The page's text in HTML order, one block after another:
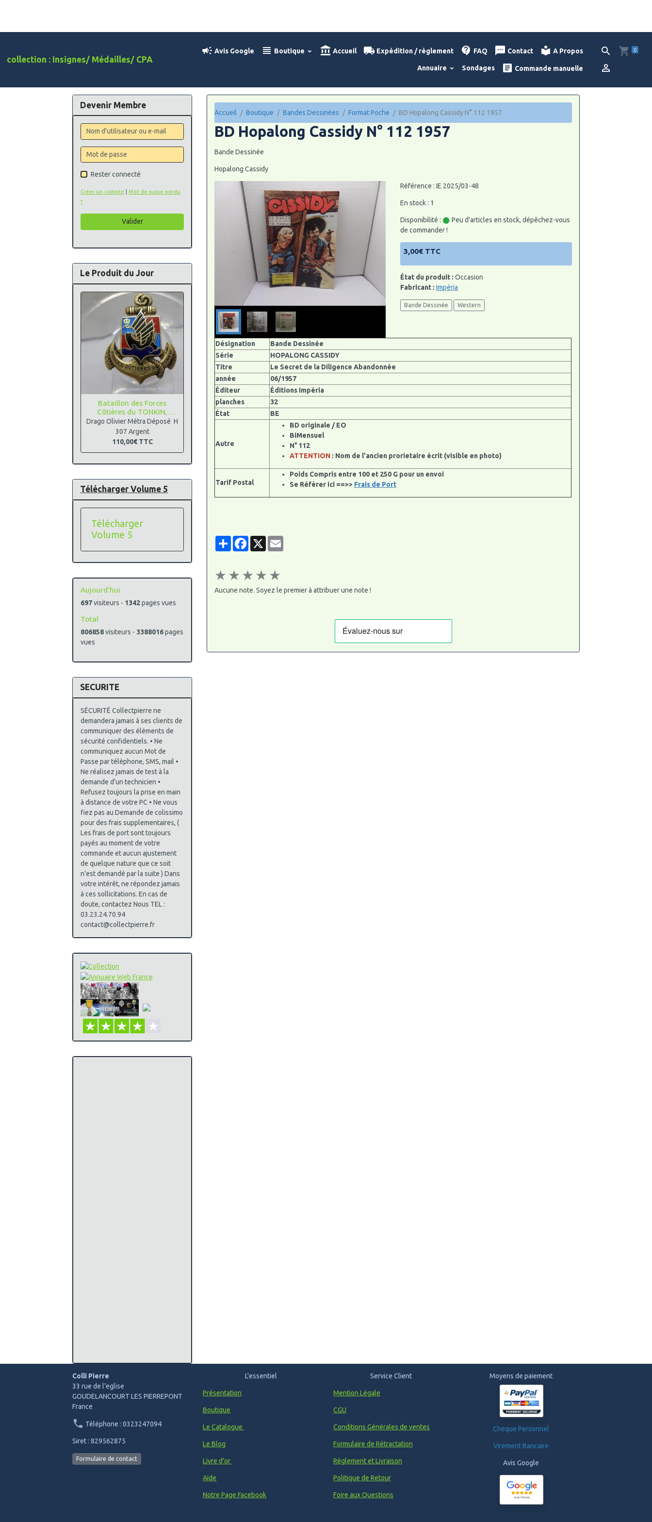
collection : Insignes/ Médailles/ CPA
Avis Google Boutique Accueil Expédition / règlement FAQ Contact A Propos
Annuaire Sondages Commande manuelle
0
Accueil Boutique Bandes Dessinées Format Poche BD Hopalong Cassidy N° 112 1957
BD Hopalong Cassidy N° 112 1957
Bande Dessinée
Hopalong Cassidy
Référence : IE 2025/03-48
En stock : 1
Disponibilité :
Peu d'articles en stock, dépêchez-vous
de commander !
3,00€ TTC
État du produit : Occasion
Fabricant : Impéria
Bande Dessinée Western
Désignation
Bande Dessinée
Série
HOPALONG CASSIDY
Titre
Le Secret de la Diligence Abandonnée
année
06/1957
Éditeur
Éditions Impéria
planches
32
État
BE
Autre
BD originale / EO
BiMensuel
N° 112
ATTENTION : Nom de l'ancien prorietaire écrit (visible en photo)
Tarif Postal
Poids Compris entre 100 et 250 G pour un envoi
Se Référer ici ==>> Frais de Port
PartagerFacebook
X Email
★ ★ ★ ★ ★
Aucune note. Soyez le premier à attribuer une note !
Devenir Membre
Rester connecté
Créer un compte
Mot de passe perdu
?
Valider
Le Produit du Jour
Bataillon des Forces
Côtières du TONKIN,
Argent
Drago Olivier Métra Déposé H
307 Argent
110,00€ TTC
Télécharger Volume 5
Télécharger
Volume 5
Aujourd'hui
697visiteurs - 1342pages vues
Total
806858visiteurs - 3388016pages
vues
SECURITE
SÉCURITÉ Collectpierre ne
demandera jamais à ses clients de
communiquer des éléments de
sécurité confidentiels. • Ne
communiquez aucun Mot de
Passe par téléphone, SMS, mail •
Ne réalisez jamais de test à la
demande d’un technicien •
Refusez toujours la prise en main
à distance de votre PC • Ne vous
fiez pas au Demande de colissimo
pour des frais supplementaires, (
Les frais de port sont toujours
payés au moment de votre
commande et aucun ajustement
de quelque nature que ce soit
n'est demandé par la suite ) Dans
votre intérêt, ne répondez jamais
à ces sollicitations. En cas de
doute, contactez Nous TEL :
03.23.24.70.94
contact@collectpierre.fr
Colli Pierre
33 rue de l'eglise
GOUDELANCOURT LES PIERREPONT
France
Téléphone : 0323247094
Siret : 829562875
Formulaire de contact
L'essentiel
Présentation
Boutique
Le Catalogue
Le Blog
Livre d'or
Aide
Notre Page Facebook
Service Client
Mention Légale
CGU
Conditions Générales de ventes
Formulaire de Rétractation
Règlement et Livraison
Politique de Retour
Foire aux Questions
Moyens de paiement
Cheque Personnel
Virement Bancaire
Avis Google